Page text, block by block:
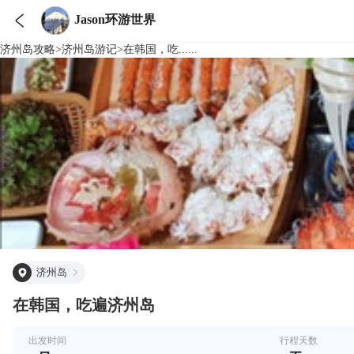
 Jason环游世界
济州岛攻略>济州岛游记>在韩国，吃......
济州岛
在韩国，吃遍济州岛
出发时间 行程天数